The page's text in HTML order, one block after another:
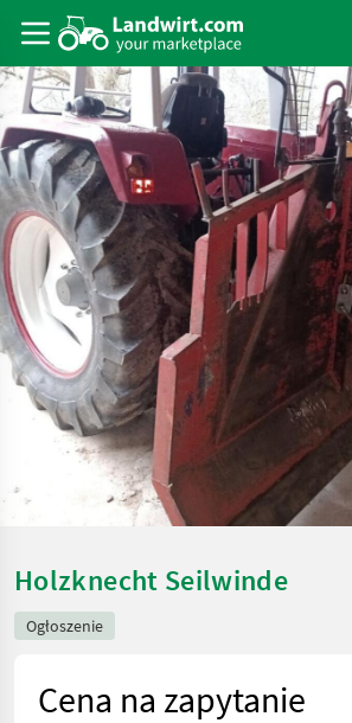
Holzknecht Seilwinde
Ogłoszenie
Cena na zapytanie